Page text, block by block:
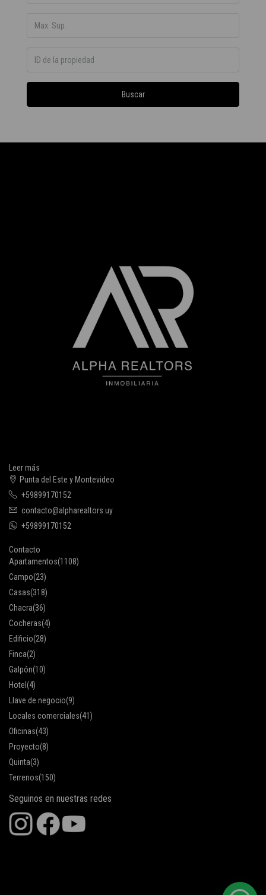
Buscar
Leer más
Punta del Este y Montevideo
+59899170152
contacto@alpharealtors.uy
+59899170152
Contacto
Apartamentos(1108)
Campo(23)
Casas(318)
Chacra(36)
Cocheras(4)
Edificio(28)
Finca(2)
Galpón(10)
Hotel (4)
Llave de negocio(9)
Locales comerciales(41)
Oficinas(43)
Proyecto(8)
Quinta(3)
Terrenos(150)
Seguinos en nuestras redes